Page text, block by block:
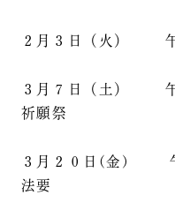
２月３日（火）
３月７日（土）
祈願祭
３月２０日(金)
法要